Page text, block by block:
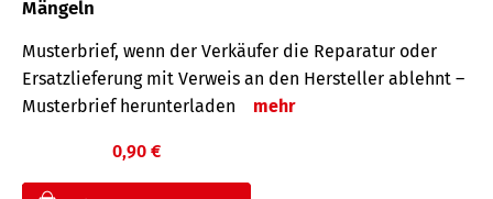
Mängeln
Musterbrief, wenn der Verkäufer die Reparatur oder
Ersatzlieferung mit Verweis an den Hersteller ablehnt –
Musterbrief herunterladen
mehr
0,90 €